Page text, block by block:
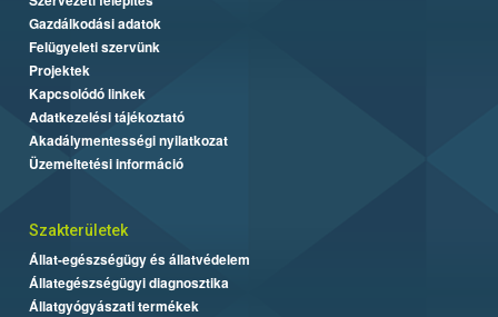
Gazdálkodási adatok
Felügyeleti szervünk
Projektek
Kapcsolódó linkek
Adatkezelési tájékoztató
Akadálymentességi nyilatkozat
Üzemeltetési információ
Szakterületek
Állat-egészségügy és állatvédelem
Állategészségügyi diagnosztika
Állatgyógyászati termékek